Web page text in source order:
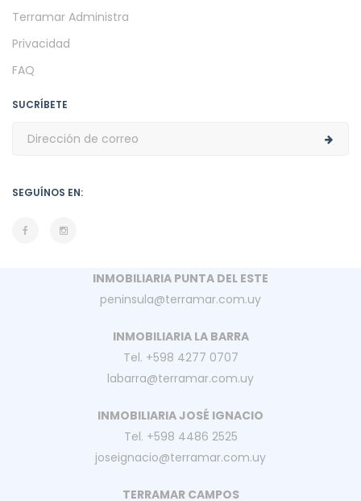
Terramar Administra
Privacidad
FAQ
SUCRÍBETE
SEGUÍNOS EN:
INMOBILIARIA PUNTA DEL ESTE
peninsula@terramar.com.uy
INMOBILIARIA LA BARRA
Tel. +598 4277 0707
labarra@terramar.com.uy
INMOBILIARIA JOSÉ IGNACIO
Tel. +598 4486 2525
joseignacio@terramar.com.uy
TERRAMAR CAMPOS